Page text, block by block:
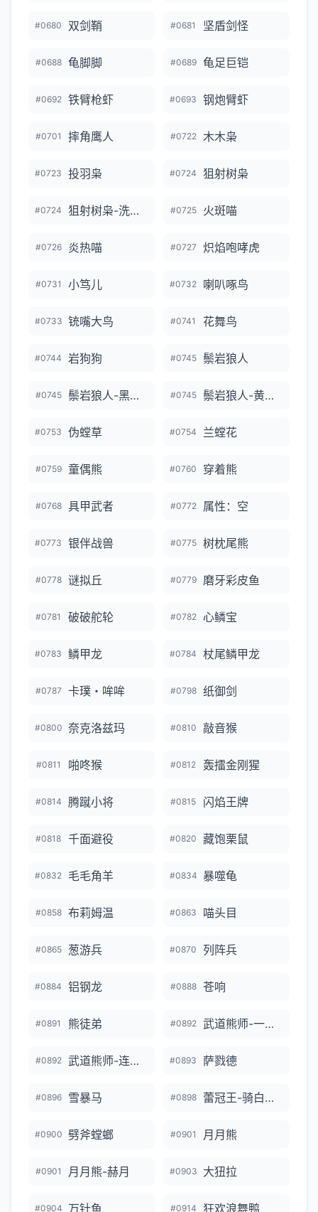
#0680 双剑鞘 #0681 坚盾剑怪
#0688 龟脚脚 #0689 龟足巨铠
#0692 铁臂枪虾 #0693 钢炮臂虾
#0701 摔角鹰人 #0722 木木枭
#0723 投羽枭 #0724 狙射树枭
#0724 狙射树枭-洗翠的样子 #0725 火斑喵
#0726 炎热喵 #0727 炽焰咆哮虎
#0731 小笃儿 #0732 喇叭啄鸟
#0733 铳嘴大鸟 #0741 花舞鸟
#0744 岩狗狗 #0745 鬃岩狼人
#0745 鬃岩狼人-黑夜的样子 #0745 鬃岩狼人-黄昏的样子
#0753 伪螳草 #0754 兰螳花
#0759 童偶熊 #0760 穿着熊
#0768 具甲武者 #0772 属性：空
#0773 银伴战兽 #0775 树枕尾熊
#0778 谜拟丘 #0779 磨牙彩皮鱼
#0781 破破舵轮 #0782 心鳞宝
#0783 鳞甲龙 #0784 杖尾鳞甲龙
#0787 卡璞・哞哞 #0798 纸御剑
#0800 奈克洛兹玛 #0810 敲音猴
#0811 啪咚猴 #0812 轰擂金刚猩
#0814 腾蹴小将 #0815 闪焰王牌
#0818 千面避役 #0820 藏饱栗鼠
#0832 毛毛角羊 #0834 暴噬龟
#0858 布莉姆温 #0863 喵头目
#0865 葱游兵 #0870 列阵兵
#0884 铝钢龙 #0888 苍响
#0891 熊徒弟 #0892 武道熊师-一击流
#0892 武道熊师-连击流 #0893 萨戮德
#0896 雪暴马 #0898 蕾冠王-骑白马的样子
#0900 劈斧螳螂 #0901 月月熊
#0901 月月熊-赫月 #0903 大狃拉
#0904 万针鱼 #0914 狂欢浪舞鸭